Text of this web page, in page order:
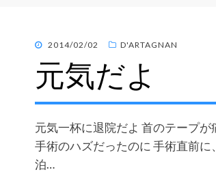
POSTED
2014/02/02 D'ARTAGNAN
元気だよ
元気一杯に退院だよ 首のテープ
手術のハズだったのに 手術直前
泊…